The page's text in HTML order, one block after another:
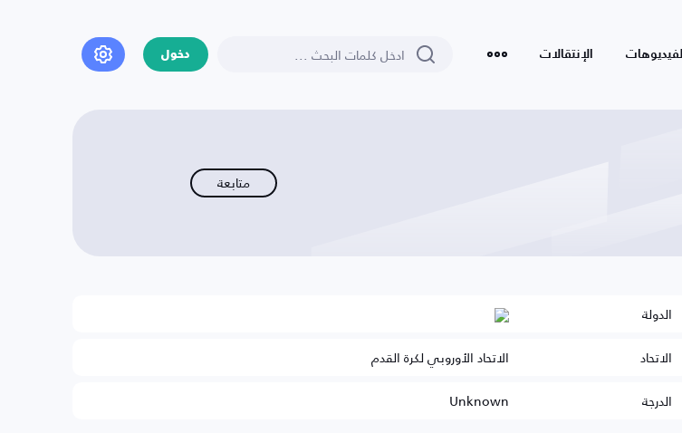
الفيديوهات الإنتقالات دخول
متابعة
الدولة
الاتحاد
الاتحاد الأوروبي لكرة القدم
الدرجة
Unknown